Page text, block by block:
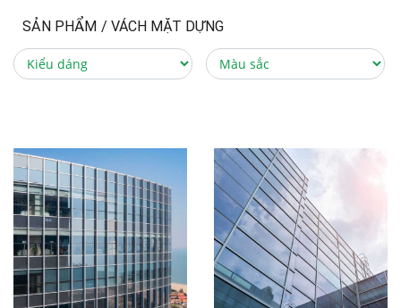
SẢN PHẨM / VÁCH MẶT DỰNG